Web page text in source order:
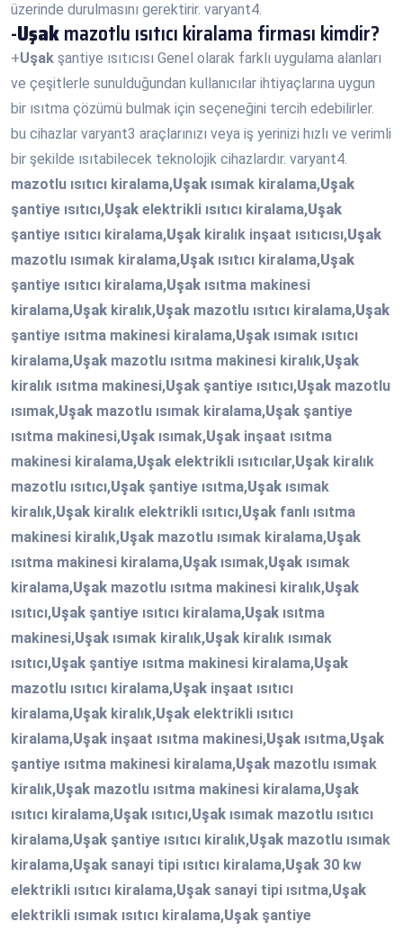
üzerinde durulmasını gerektirir. varyant4.
-Uşakmazotlu ısıtıcı kiralama firması kimdir?
+Uşak şantiye ısıtıcısı Genel olarak farklı uygulama alanları
ve çeşitlerle sunulduğundan kullanıcılar ihtiyaçlarına uygun
bir ısıtma çözümü bulmak için seçeneğini tercih edebilirler.
bu cihazlar varyant3 araçlarınızı veya iş yerinizi hızlı ve verimli
bir şekilde ısıtabilecek teknolojik cihazlardır. varyant4.
mazotlu ısıtıcı kiralama,Uşak ısımak kiralama,Uşak
şantiye ısıtıcı,Uşak elektrikli ısıtıcı kiralama,Uşak
şantiye ısıtıcı kiralama,Uşak kiralık inşaat ısıtıcısı,Uşak
mazotlu ısımak kiralama,Uşak ısıtıcı kiralama,Uşak
şantiye ısıtıcı kiralama,Uşak ısıtma makinesi
kiralama,Uşak kiralık,Uşak mazotlu ısıtıcı kiralama,Uşak
şantiye ısıtma makinesi kiralama,Uşak ısımak ısıtıcı
kiralama,Uşak mazotlu ısıtma makinesi kiralık,Uşak
kiralık ısıtma makinesi,Uşak şantiye ısıtıcı,Uşak mazotlu
ısımak,Uşak mazotlu ısımak kiralama,Uşak şantiye
ısıtma makinesi,Uşak ısımak,Uşak inşaat ısıtma
makinesi kiralama,Uşak elektrikli ısıtıcılar,Uşak kiralık
mazotlu ısıtıcı,Uşak şantiye ısıtma,Uşak ısımak
kiralık,Uşak kiralık elektrikli ısıtıcı,Uşak fanlı ısıtma
makinesi kiralık,Uşak mazotlu ısımak kiralama,Uşak
ısıtma makinesi kiralama,Uşak ısımak,Uşak ısımak
kiralama,Uşak mazotlu ısıtma makinesi kiralık,Uşak
ısıtıcı,Uşak şantiye ısıtıcı kiralama,Uşak ısıtma
makinesi,Uşak ısımak kiralık,Uşak kiralık ısımak
ısıtıcı,Uşak şantiye ısıtma makinesi kiralama,Uşak
mazotlu ısıtıcı kiralama,Uşak inşaat ısıtıcı
kiralama,Uşak kiralık,Uşak elektrikli ısıtıcı
kiralama,Uşak inşaat ısıtma makinesi,Uşak ısıtma,Uşak
şantiye ısıtma makinesi kiralama,Uşak mazotlu ısımak
kiralık,Uşak mazotlu ısıtma makinesi kiralama,Uşak
ısıtıcı kiralama,Uşak ısıtıcı,Uşak ısımak mazotlu ısıtıcı
kiralama,Uşak şantiye ısıtıcı kiralık,Uşak mazotlu ısımak
kiralama,Uşak sanayi tipi ısıtıcı kiralama,Uşak 30 kw
elektrikli ısıtıcı kiralama,Uşak sanayi tipi ısıtma,Uşak
elektrikli ısımak ısıtıcı kiralama,Uşak şantiye